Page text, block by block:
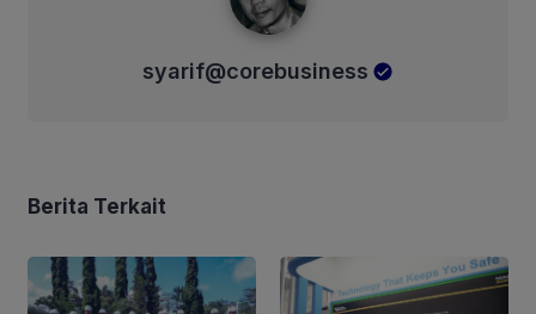
syarif@corebusiness
Berita Terkait